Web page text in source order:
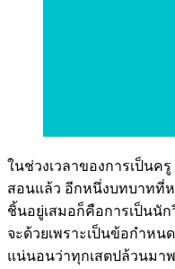
ในช่วงเวลาของการเป็นค
สอนแล้ว อีกหนึ่งบทบาทที่
ชิ้นอยู่เสมอก็คือการเป็นนั
จะด้วยเพราะเป็นข้อกำหน
แน่นอนว่าทุกเสตปล้วนมา